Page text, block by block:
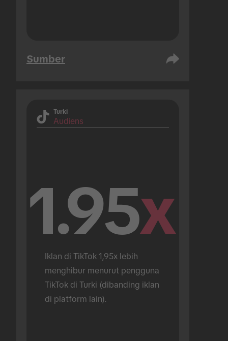
Sumber
Turki
Audiens
1.95x
Iklan di TikTok 1,95x lebih
menghibur menurut pengguna
TikTok di Turki (dibanding iklan
di platform lain).